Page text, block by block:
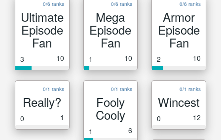
0/6 ranks
Ultimate
Episode
Fan
3 10
0/6 ranks
Mega
Episode
Fan
1 10
0/6 ranks
Armor
Episode
Fan
2 10
0/1 ranks
Really?
0 1
0/1 ranks
Fooly
Cooly
1 6
0/1 ranks
Wincest
0 12